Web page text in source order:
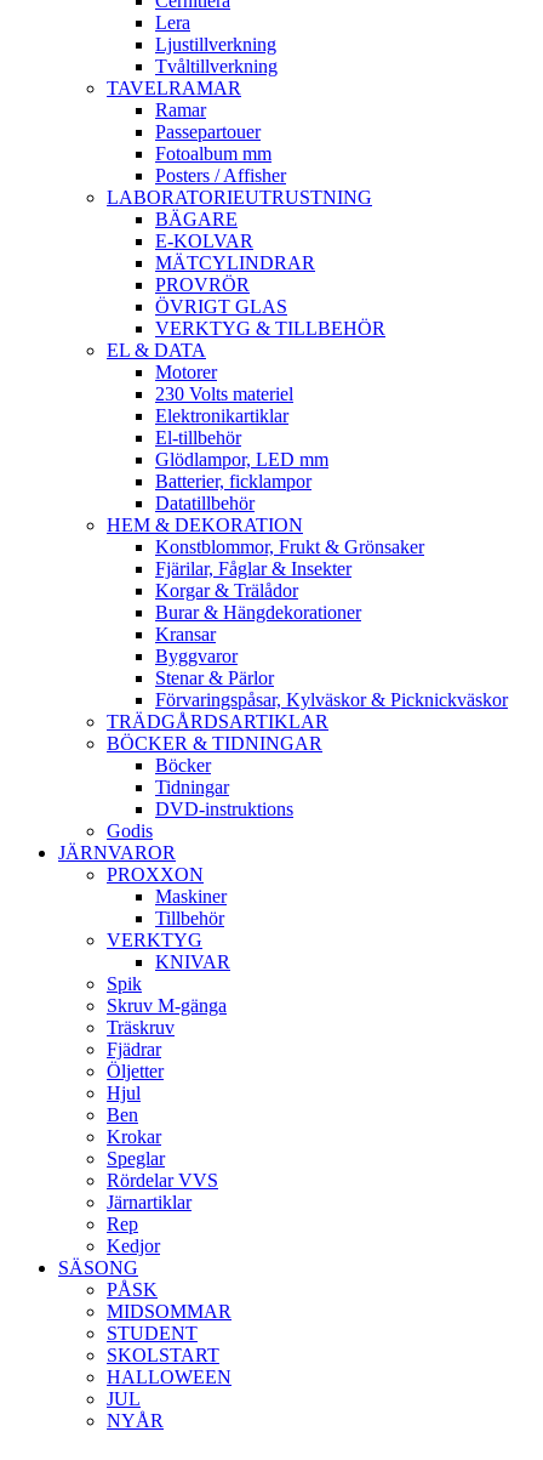
Lera
Ljustillverkning
Tvåltillverkning
TAVELRAMAR
Ramar
Passepartouer
Fotoalbum mm
Posters / Affisher
LABORATORIEUTRUSTNING
BÄGARE
E-KOLVAR
MÄTCYLINDRAR
PROVRÖR
ÖVRIGT GLAS
VERKTYG & TILLBEHÖR
EL & DATA
Motorer
230 Volts materiel
Elektronikartiklar
El-tillbehör
Glödlampor, LED mm
Batterier, ficklampor
Datatillbehör
HEM & DEKORATION
Konstblommor, Frukt & Grönsaker
Fjärilar, Fåglar & Insekter
Korgar & Trälådor
Burar & Hängdekorationer
Kransar
Byggvaror
Stenar & Pärlor
Förvaringspåsar, Kylväskor & Picknickväskor
TRÄDGÅRDSARTIKLAR
BÖCKER & TIDNINGAR
Böcker
Tidningar
DVD-instruktions
Godis
JÄRNVAROR
PROXXON
Maskiner
Tillbehör
VERKTYG
KNIVAR
Spik
Skruv M-gänga
Träskruv
Fjädrar
Öljetter
Hjul
Ben
Krokar
Speglar
Rördelar VVS
Järnartiklar
Rep
Kedjor
SÄSONG
PÅSK
MIDSOMMAR
STUDENT
SKOLSTART
HALLOWEEN
JUL
NYÅR